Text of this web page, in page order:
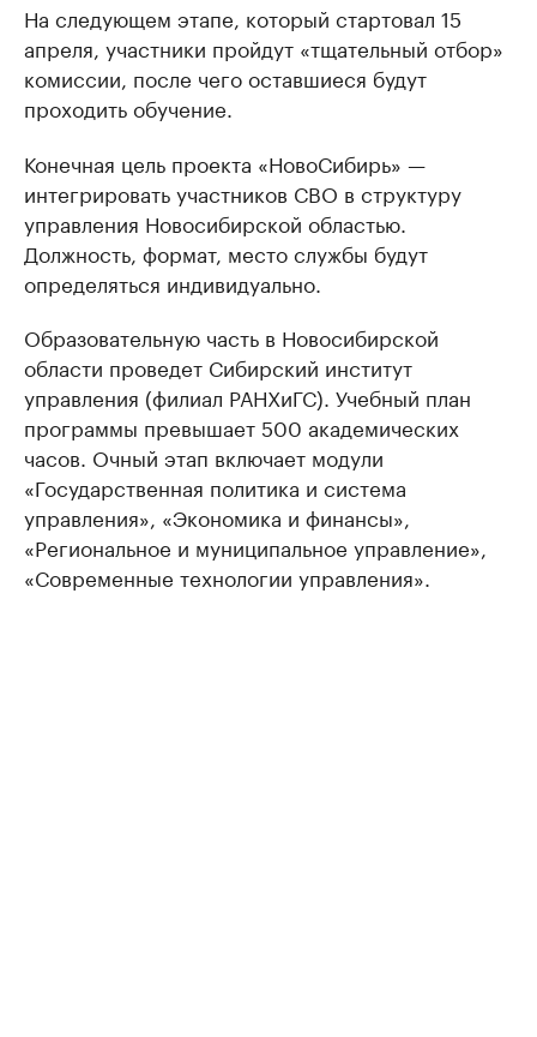
На следующем этапе, который стартовал 15
апреля, участники пройдут «тщательный отбор»
комиссии, после чего оставшиеся будут
проходить обучение.
Конечная цель проекта «НовоСибирь» —
интегрировать участников СВО в структуру
управления Новосибирской областью.
Должность, формат, место службы будут
определяться индивидуально.
Образовательную часть в Новосибирской
области проведет Сибирский институт
управления (филиал РАНХиГС). Учебный план
программы превышает 500 академических
часов. Очный этап включает модули
«Государственная политика и система
управления», «Экономика и финансы»,
«Региональное и муниципальное управление»,
«Современные технологии управления».